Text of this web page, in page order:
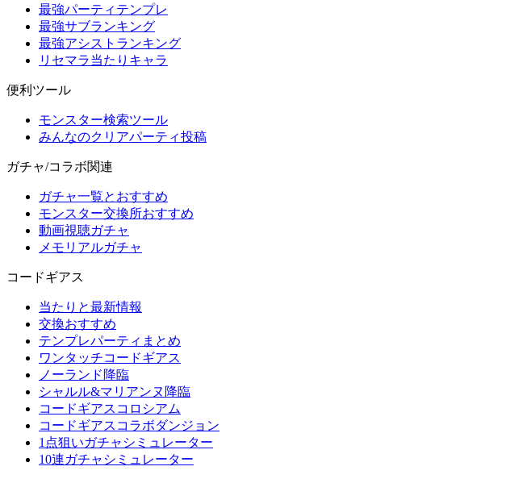
最強パーティテンプレ
最強サブランキング
最強アシストランキング
リセマラ当たりキャラ
便利ツール
モンスター検索ツール
みんなのクリアパーティ投稿
ガチャ/コラボ関連
ガチャ一覧とおすすめ
モンスター交換所おすすめ
動画視聴ガチャ
メモリアルガチャ
コードギアス
当たりと最新情報
交換おすすめ
テンプレパーティまとめ
ワンタッチコードギアス
ノーランド降臨
シャルル&マリアンヌ降臨
コードギアスコロシアム
コードギアスコラボダンジョン
1点狙いガチャシミュレーター
10連ガチャシミュレーター